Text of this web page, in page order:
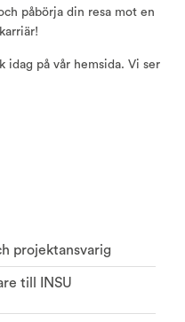
påbörja din resa mot en
idag på vår hemsida. Vi ser
här
projektansvarig
till INSU